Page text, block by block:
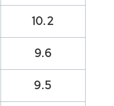
10.2
9.6
9.5